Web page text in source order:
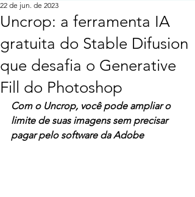
Uncrop: a ferramenta IA
gratuita do Stable Difusion
que desafia o Generative
Fill do Photoshop
22 de jun. de 2023
Com o Uncrop, você pode ampliar o
limite de suas imagens sem precisar
pagar pelo software da Adobe